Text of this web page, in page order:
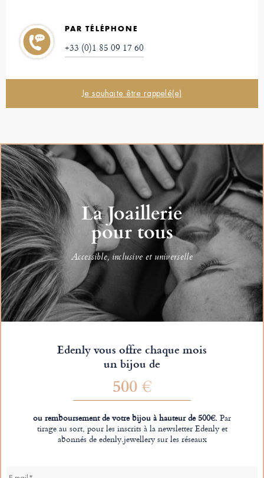
PAR TÉLÉPHONE
+33 (0)1 85 09 17 60
Je souhaite être rappelé(e)
La Joaillerie
pour tous
Accessible, inclusive et universelle
Edenly vous offre chaque mois
un bijou de
500 €
ou remboursement de votre bijou à hauteur de 500€.Par
tirage au sort, pour les inscrits à la newsletter Edenly et
abonnés de edenly.jewellery sur les réseaux